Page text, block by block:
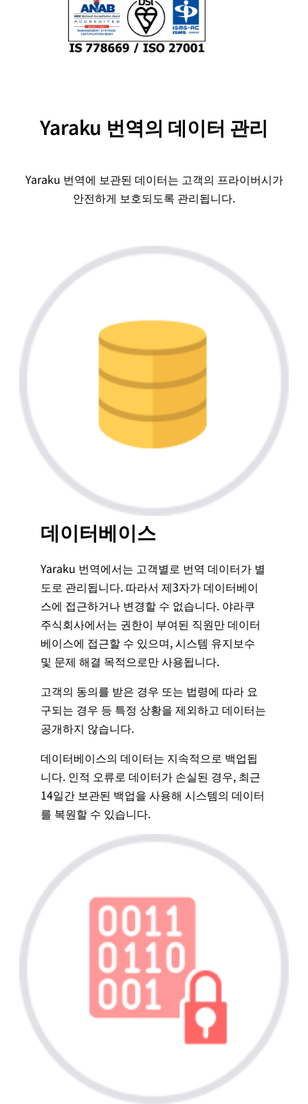
Yaraku 번역의 데이터 관리
Yaraku 번역에 보관된 데이터는 고객의 프라이버시가
안전하게 보호되도록 관리됩니다.
데이터베이스
Yaraku 번역에서는 고객별로 번역 데이터가 별
도로 관리됩니다. 따라서 제3자가 데이터베이
스에 접근하거나 변경할 수 없습니다. 야라쿠
주식회사에서는 권한이 부여된 직원만 데이터
베이스에 접근할 수 있으며, 시스템 유지보수
및 문제 해결 목적으로만 사용됩니다.
고객의 동의를 받은 경우 또는 법령에 따라 요
구되는 경우 등 특정 상황을 제외하고 데이터는
공개하지 않습니다.
데이터베이스의 데이터는 지속적으로 백업됩
니다. 인적 오류로 데이터가 손실된 경우, 최근
14일간 보관된 백업을 사용해 시스템의 데이터
를 복원할 수 있습니다.